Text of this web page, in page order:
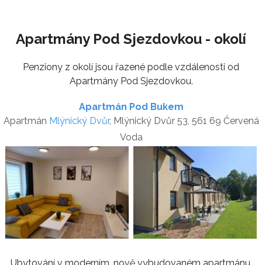
Apartmány Pod Sjezdovkou - okolí
Penziony z okolí jsou řazené podle vzdálenosti od
Apartmány Pod Sjezdovkou.
Apartmán Pod Bukem
Apartmán Mlýnický Dvůr, Mlýnický Dvůr 53, 561 69 Červená
Voda
Ubytování v moderním, nově vybudovaném apartmánu,